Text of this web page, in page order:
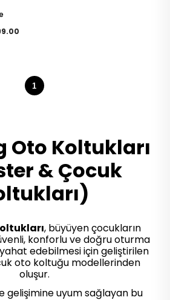
1
Oto Koltukları
& Çocuk
, büyüyen çocukların
konforlu ve doğru oturma
edebilmesi için geliştirilen
oto koltuğu modellerinden
oluşur.
gelişimine uyum sağlayan bu